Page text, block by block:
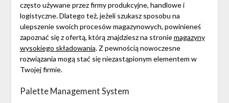
często używane przez firmy produkcyjne, handlowe i
logistyczne. Dlatego też, jeżeli szukasz sposobu na
ulepszenie swoich procesów magazynowych, powinieneś
zapoznać się z ofertą, którą znajdziesz na stroniemagazyny
wysokiego składowania. Z pewnością nowoczesne
rozwiązania mogą stać się niezastąpionym elementem w
Twojej firmie.
Palette Management System